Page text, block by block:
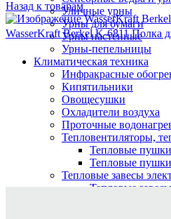
Уличные урны
Урны для бумаги
Урны настенные
Урны-пепельницы
Климатическая техника
Инфракрасные
Кипятильники
Овощесушки
Охладители воздуха
Проточные
Тепловентиляторы,
Тепловые
Тепловые
Тепловые завесы
Тепловые
Электронные
Назад к товарам
WasserKraft Berkel K-6811 Полка
Нажмите, чтобы увеличить